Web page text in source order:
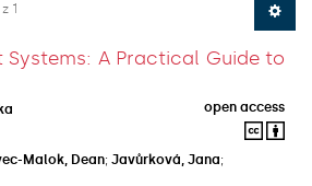
1
Systems: A Practical Guide to
open access
Malok, Dean; Javůrková, Jana;